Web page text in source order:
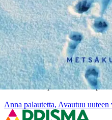
Ominaisuudet
Oletko tyytyväinen
Ovatko tuotetiedot riittävät? Jos
voisi muuten parantaa, anna
Anna palautetta, Avautuu uuteen